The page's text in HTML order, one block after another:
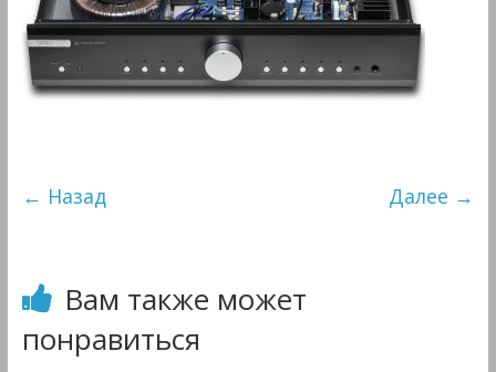
Мультимедиа
← Назад Далее →
Вам также может
понравиться